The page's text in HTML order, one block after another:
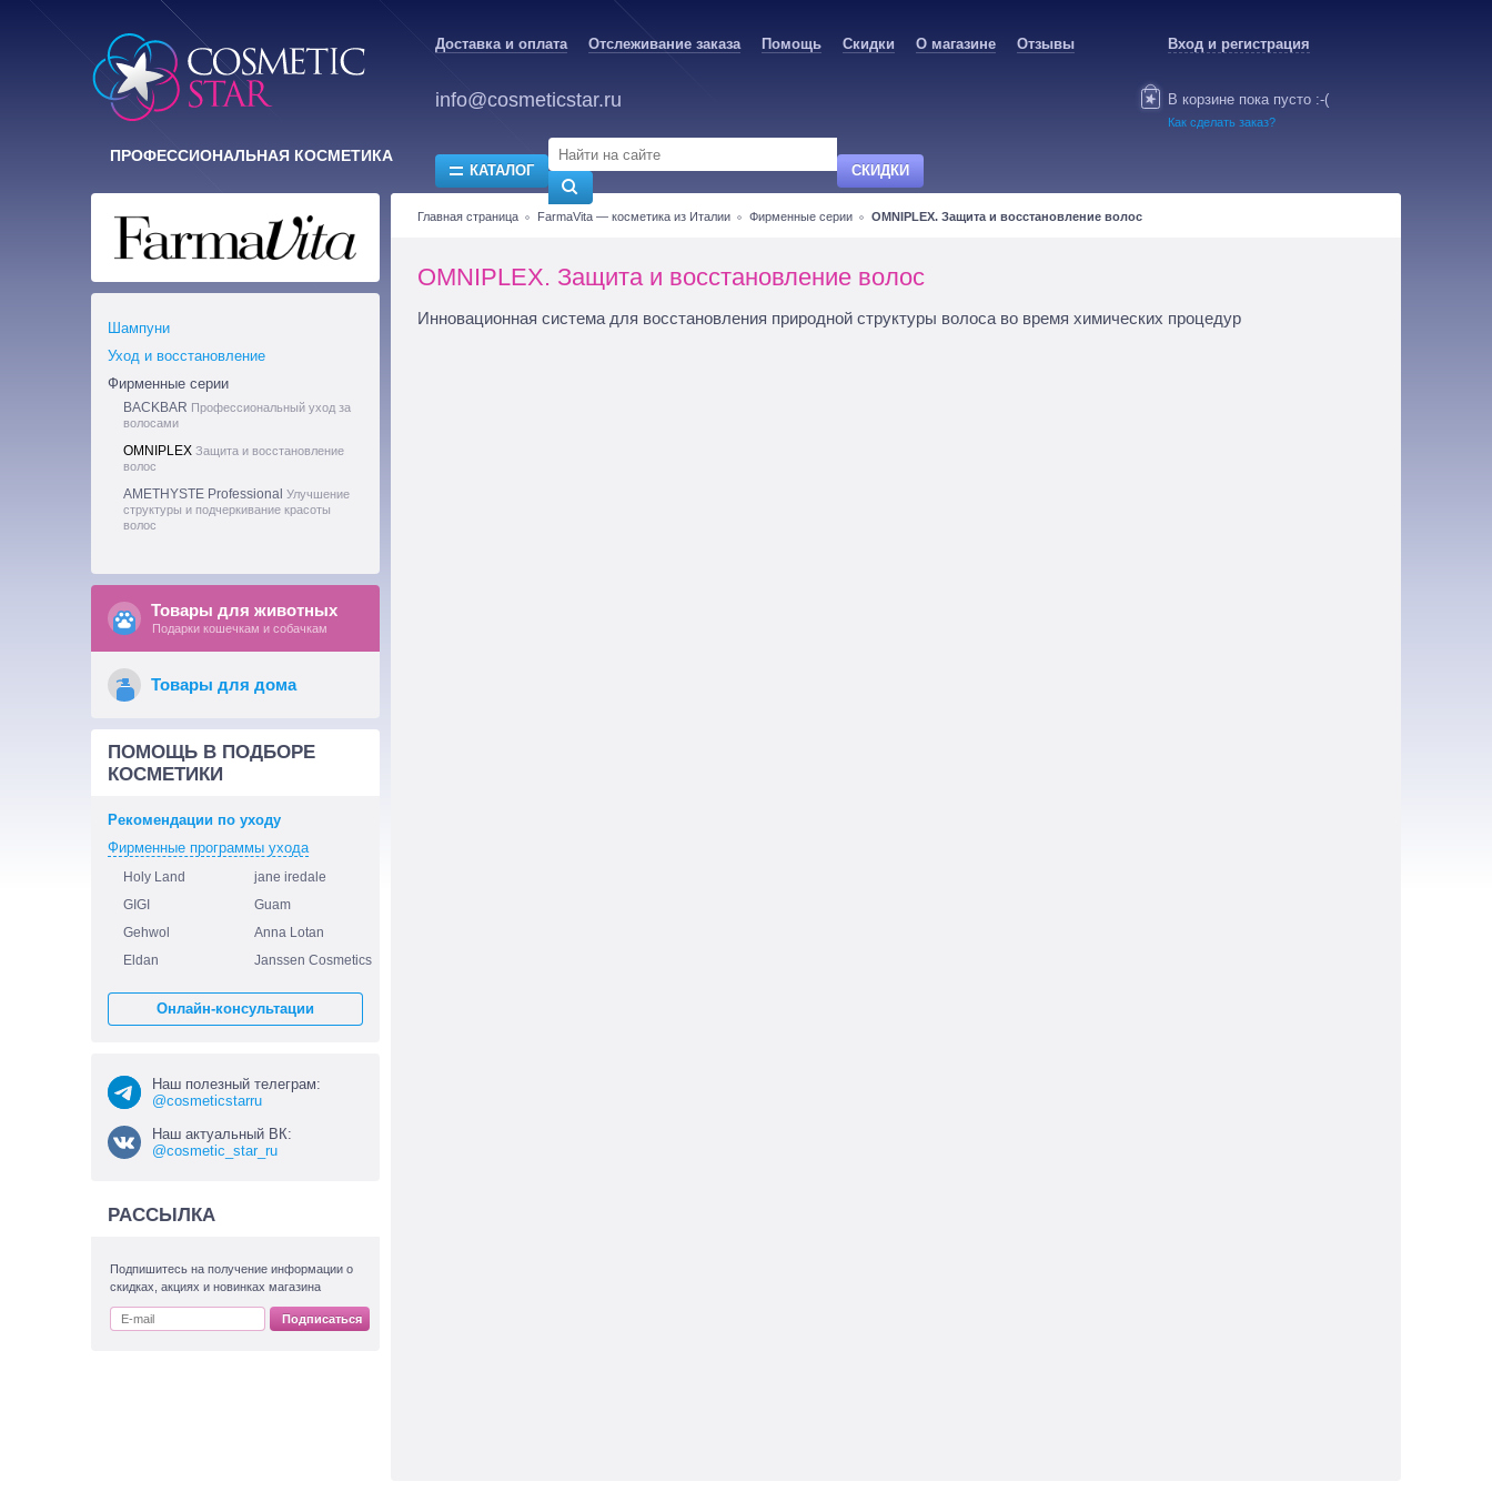
ПРОФЕССИОНАЛЬНАЯ КОСМЕТИКА
Доставка и оплата Отслеживание заказа Помощь Скидки О магазине Отзывы Вход и регистрация
info@cosmeticstar.ru
КАТАЛОГ СКИДКИ
В корзине пока пусто :-(
Как сделать заказ?
Главная страница FarmaVita — косметика из Италии Фирменные серии OMNIPLEX. Защита и восстановление волос
OMNIPLEX. Защита и восстановление волос
Инновационная система для восстановления природной структуры волоса во время химических процедур
Шампуни
Уход и восстановление
Фирменные серии
BACKBAR Профессиональный уход за
волосами
OMNIPLEX Защита и восстановление
волос
AMETHYSTE Professional Улучшение
структуры и подчеркивание красоты
волос
Товары для животных
Подарки кошечкам и собачкам
Товары для дома
ПОМОЩЬ В ПОДБОРЕ
КОСМЕТИКИ
Рекомендации по уходу
Фирменные программы ухода
Holy Land
jane iredale
GIGI
Guam
Gehwol
Anna Lotan
Eldan
Janssen Cosmetics
Онлайн-консультации
Наш полезный телеграм:
@cosmeticstarru
Наш актуальный ВК:
@cosmetic_star_ru
РАССЫЛКА
Подпишитесь на получение информации о
скидках, акциях и новинках магазина
Подписаться